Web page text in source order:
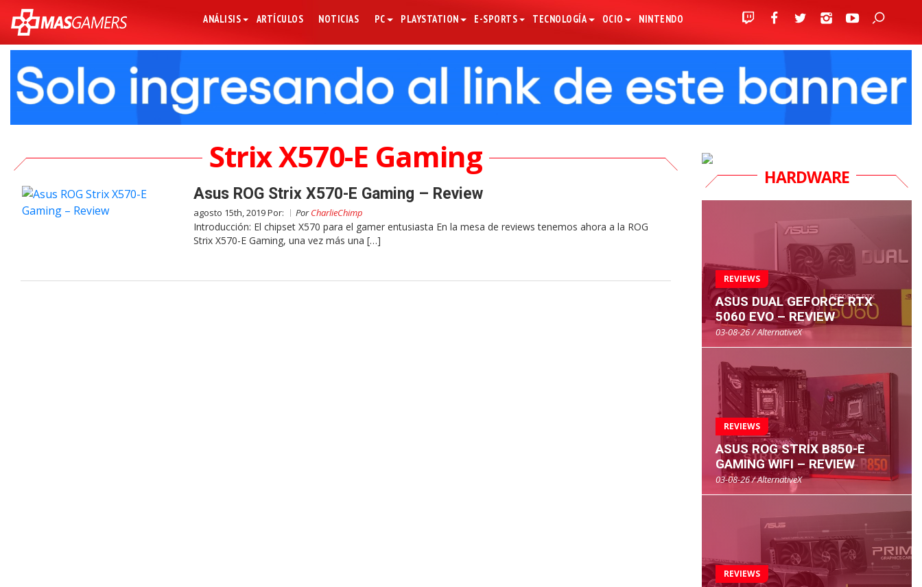
ANÁLISIS ARTÍCULOS NOTICIAS PC PLAYSTATION E-SPORTS TECNOLOGÍA OCIO NINTENDO
Strix X570-E Gaming
Asus ROG Strix X570-E Gaming – Review
agosto 15th, 2019 Por: PorCharlieChimp
Introducción: El chipset X570 para el gamer entusiasta En la mesa de reviews tenemos ahora a la ROG
Strix X570-E Gaming, una vez más una […]
HARDWARE
REVIEWS
ASUS DUAL GEFORCE RTX
5060 EVO – REVIEW
03-08-26 / AlternativeX
REVIEWS
ASUS ROG STRIX B850-E
GAMING WIFI – REVIEW
03-08-26 / AlternativeX
REVIEWS